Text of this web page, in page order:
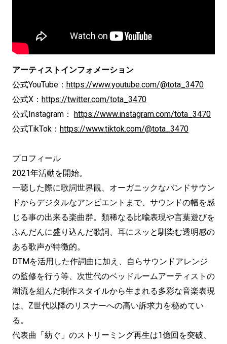
アーティストインフォメーション
公式YouTube： https://www.youtube.com/@tota_3470
公式X： https://twitter.com/tota_3470
公式Instagram： https://www.instagram.com/tota_3470
公式TikTok： https://www.tiktok.com/@tota_3470
プロフィール
2021年活動を開始。
一聴した際に歌詞世界観、オーガニックなバンドサウン
ドからデジタルなアンビエントまで、サウンドの幅を感
じる事の出来る楽曲群。類稀なる比喩表現や言葉遊びを
ふんだんに盛り込んだ歌詞、耳にスッと馴染む透明感の
ある歌声が特徴的。
DTMを活用した作詞曲に加え、自らサウンドアレンジ
の監修を行う等、次世代のベッドルームアーティストの
潮流を組んだ制作スタイルから生まれる多彩な音楽表現
は、Z世代以降のリスナーへの高い訴求力を秘めてい
る。
代表曲「紡ぐ」のストリーミング再生は1億回を突破、